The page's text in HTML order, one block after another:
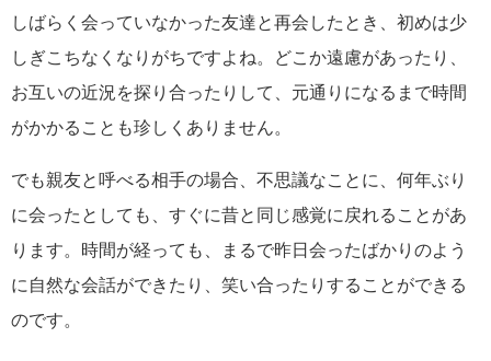
しばらく会っていなかった友達と再会したとき、初めは少
しぎこちなくなりがちですよね。どこか遠慮があったり、
お互いの近況を探り合ったりして、元通りになるまで時間
がかかることも珍しくありません。
でも親友と呼べる相手の場合、不思議なことに、何年ぶり
に会ったとしても、すぐに昔と同じ感覚に戻れることがあ
ります。時間が経っても、まるで昨日会ったばかりのよう
に自然な会話ができたり、笑い合ったりすることができる
のです。